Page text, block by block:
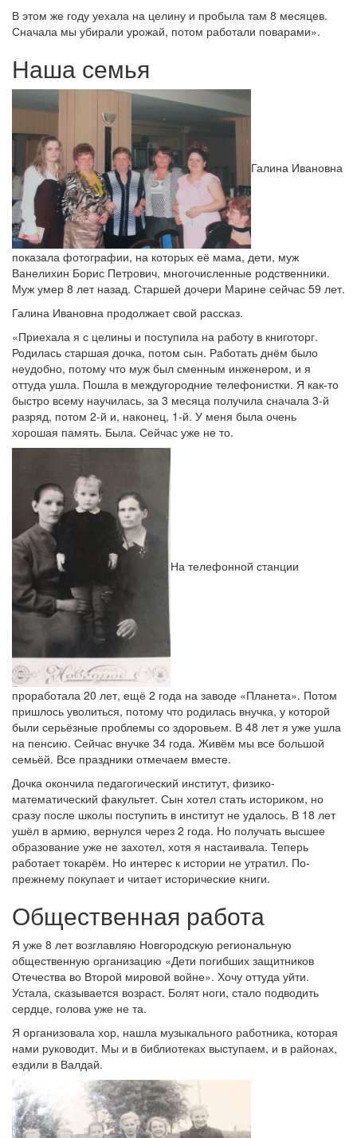
В этом же году уехала на целину и пробыла там 8 месяцев.
Сначала мы убирали урожай, потом работали поварами».
Наша семья
Галина Ивановна
показала фотографии, на которых её мама, дети, муж
Ванелихин Борис Петрович, многочисленные родственники.
Муж умер 8 лет назад. Старшей дочери Марине сейчас 59 лет.
Галина Ивановна продолжает свой рассказ.
«Приехала я с целины и поступила на работу в книготорг.
Родилась старшая дочка, потом сын. Работать днём было
неудобно, потому что муж был сменным инженером, и я
оттуда ушла. Пошла в междугородние телефонистки. Я как-то
быстро всему научилась, за 3 месяца получила сначала 3-й
разряд, потом 2-й и, наконец, 1-й. У меня была очень
хорошая память. Была. Сейчас уже не то.
На телефонной станции
проработала 20 лет, ещё 2 года на заводе «Планета». Потом
пришлось уволиться, потому что родилась внучка, у которой
были серьёзные проблемы со здоровьем. В 48 лет я уже ушла
на пенсию. Сейчас внучке 34 года. Живём мы все большой
семьёй. Все праздники отмечаем вместе.
Дочка окончила педагогический институт, физико-
математический факультет. Сын хотел стать историком, но
сразу после школы поступить в институт не удалось. В 18 лет
ушёл в армию, вернулся через 2 года. Но получать высшее
образование уже не захотел, хотя я настаивала. Теперь
работает токарём. Но интерес к истории не утратил. По-
прежнему покупает и читает исторические книги.
Общественная работа
Я уже 8 лет возглавляю Новгородскую региональную
общественную организацию «Дети погибших защитников
Отечества во Второй мировой войне». Хочу оттуда уйти.
Устала, сказывается возраст. Болят ноги, стало подводить
сердце, голова уже не та.
Я организовала хор, нашла музыкального работника, которая
нами руководит. Мы и в библиотеках выступаем, и в районах,
ездили в Валдай.